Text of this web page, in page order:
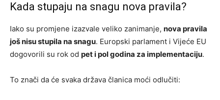
Kada stupaju na snagu nova pravila?
Iako su promjene izazvale veliko zanimanje, nova pravila
još nisu stupila na snagu. Europski parlament i Vijeće EU
dogovorili su rok od pet i pol godina za implementaciju.
To znači da će svaka država članica moći odlučiti: